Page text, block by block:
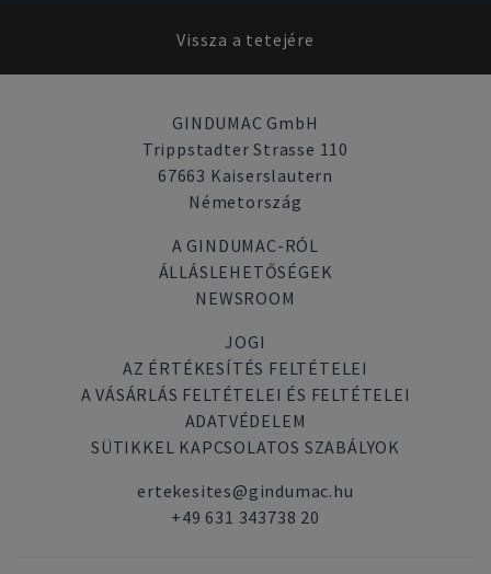
Vissza a tetejére
GINDUMAC GmbH
Trippstadter Strasse 110
67663 Kaiserslautern
Németország
A GINDUMAC-RÓL
ÁLLÁSLEHETŐSÉGEK
NEWSROOM
JOGI
AZ ÉRTÉKESÍTÉS FELTÉTELEI
A VÁSÁRLÁS FELTÉTELEI ÉS FELTÉTELEI
ADATVÉDELEM
SÜTIKKEL KAPCSOLATOS SZABÁLYOK
ertekesites@gindumac.hu
+49 631 343738 20